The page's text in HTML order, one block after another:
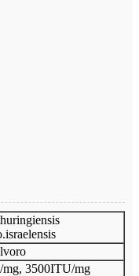
3500ITU/mg